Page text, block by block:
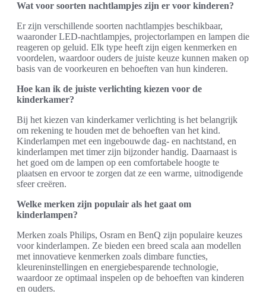
Wat voor soorten nachtlampjes zijn er voor kinderen?
Er zijn verschillende soorten nachtlampjes beschikbaar,
waaronder LED-nachtlampjes, projectorlampen en lampen die
reageren op geluid. Elk type heeft zijn eigen kenmerken en
voordelen, waardoor ouders de juiste keuze kunnen maken op
basis van de voorkeuren en behoeften van hun kinderen.
Hoe kan ik de juiste verlichting kiezen voor de
kinderkamer?
Bij het kiezen van kinderkamer verlichting is het belangrijk
om rekening te houden met de behoeften van het kind.
Kinderlampen met een ingebouwde dag- en nachtstand, en
kinderlampen met timer zijn bijzonder handig. Daarnaast is
het goed om de lampen op een comfortabele hoogte te
plaatsen en ervoor te zorgen dat ze een warme, uitnodigende
sfeer creëren.
Welke merken zijn populair als het gaat om
kinderlampen?
Merken zoals Philips, Osram en BenQ zijn populaire keuzes
voor kinderlampen. Ze bieden een breed scala aan modellen
met innovatieve kenmerken zoals dimbare functies,
kleureninstellingen en energiebesparende technologie,
waardoor ze optimaal inspelen op de behoeften van kinderen
en ouders.